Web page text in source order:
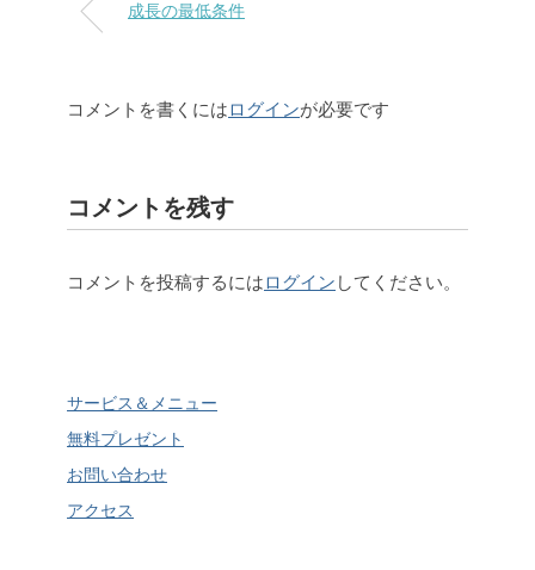
成長の最低条件
コメントを書くにはログインが必要です
コメントを残す
コメントを投稿するにはログイン してください。
サービス＆メニュー
無料プレゼント
お問い合わせ
アクセス